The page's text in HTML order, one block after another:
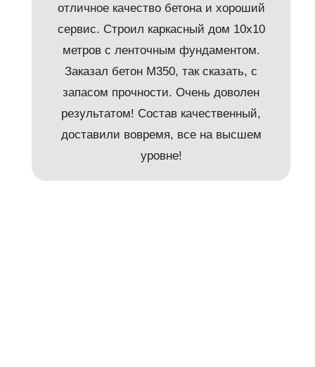
отличное качество бетона и хороший
сервис. Строил каркасный дом 10х10
метров с ленточным фундаментом.
Заказал бетон М350, так сказать, с
запасом прочности. Очень доволен
результатом! Состав качественный,
доставили вовремя, все на высшем
уровне!